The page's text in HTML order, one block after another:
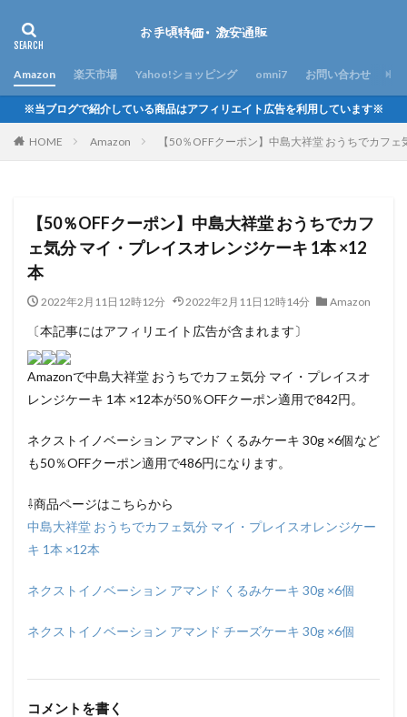
Amazon 楽天市場 Yahoo!ショッピング omni7 お問い合わせ
※当ブログで紹介している商品はアフィリエイト広告を利用しています※
HOME Amazon 【50％OFFクーポン】中島大祥堂 おうちでカフ
【50％OFFクーポン】中島大祥堂 おうちでカフ
ェ気分 マイ・プレイスオレンジケーキ 1本 ×12
本
2022年2月11日12時12分 2022年2月11日12時14分 Amazon
〔本記事にはアフィリエイト広告が含まれます〕
Amazonで中島大祥堂 おうちでカフェ気分 マイ・プレイスオ
レンジケーキ 1本 ×12本が50％OFFクーポン適用で842円。
ネクストイノベーション アマンド くるみケーキ 30g ×6個など
も50％OFFクーポン適用で486円になります。
⇩商品ページはこちらから
中島大祥堂 おうちでカフェ気分 マイ・プレイスオレンジケー
キ 1本 ×12本
ネクストイノベーション アマンド くるみケーキ 30g ×6個
ネクストイノベーション アマンド チーズケーキ 30g ×6個
コメントを書く